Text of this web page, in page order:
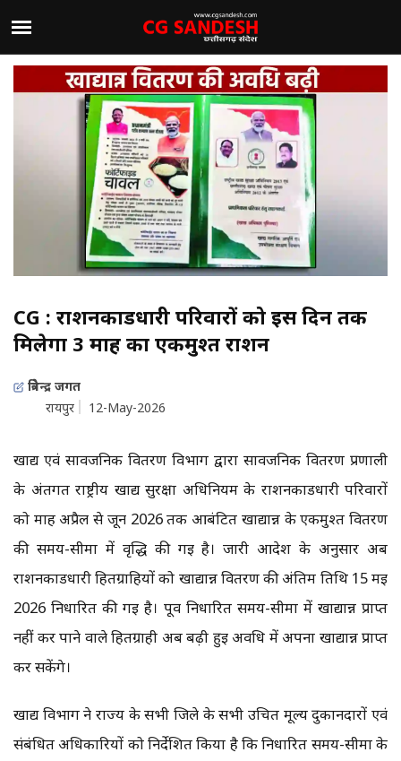
CG : राशनकार्डधारी परिवारों को इस दिन तक
मिलेगा 3 माह का एकमुश्त राशन
त्रिवेन्द्र जगत
रायपुर
12-May-2026
खाद्य एवं सार्वजनिक वितरण विभाग द्वारा सार्वजनिक वितरण प्रणाली
के अंतर्गत राष्ट्रीय खाद्य सुरक्षा अधिनियम के राशनकार्डधारी परिवारों
को माह अप्रैल से जून 2026 तक आबंटित खाद्यान्न के एकमुश्त वितरण
की समय-सीमा में वृद्धि की गई है। जारी आदेश के अनुसार अब
राशनकार्डधारी हितग्राहियों को खाद्यान्न वितरण की अंतिम तिथि 15 मई
2026 निर्धारित की गई है। पूर्व निर्धारित समय-सीमा में खाद्यान्न प्राप्त
नहीं कर पाने वाले हितग्राही अब बढ़ी हुई अवधि में अपना खाद्यान्न प्राप्त
कर सकेंगे।
खाद्य विभाग ने राज्य के सभी जिले के सभी उचित मूल्य दुकानदारों एवं
संबंधित अधिकारियों को निर्देशित किया है कि निर्धारित समय-सीमा के